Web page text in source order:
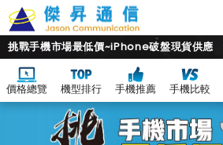
挑戰手機市場最低價~iPhone破盤現貨供應
價格總覽 機型排行 手機推薦 手機比較